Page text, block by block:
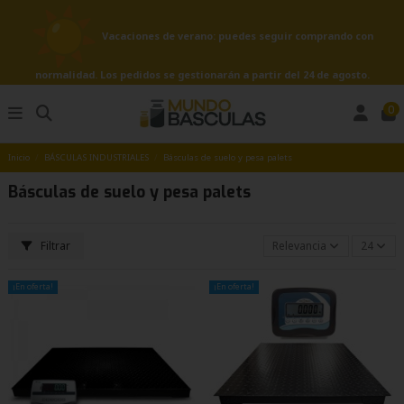
Vacaciones de verano: puedes seguir comprando con
normalidad. Los pedidos se gestionarán a partir del 24 de agosto.
0
Inicio BÁSCULAS INDUSTRIALES Básculas de suelo y pesa palets
Básculas de suelo y pesa palets
Filtrar Relevancia 24
¡En oferta! ¡En oferta!